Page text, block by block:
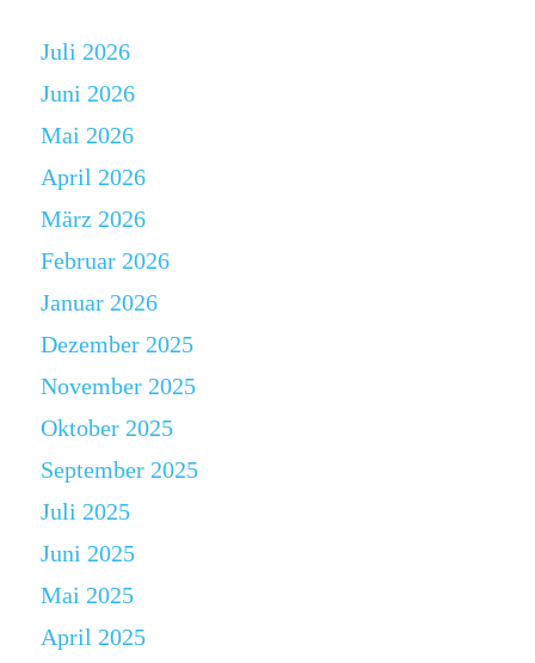
Juli 2026
Juni 2026
Mai 2026
April 2026
März 2026
Februar 2026
Januar 2026
Dezember 2025
November 2025
Oktober 2025
September 2025
Juli 2025
Juni 2025
Mai 2025
April 2025